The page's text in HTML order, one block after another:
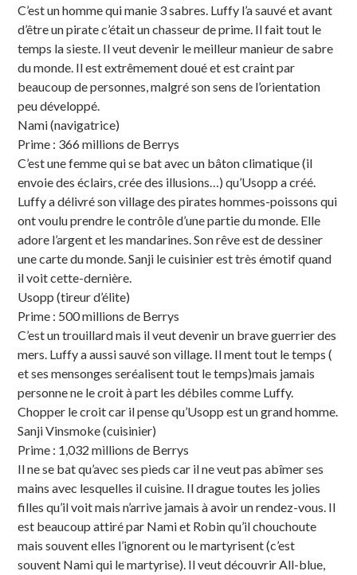
C’est un homme qui manie 3 sabres. Luffy l’a sauvé et avant
d’être un pirate c’était un chasseur de prime. Il fait tout le
temps la sieste. Il veut devenir le meilleur manieur de sabre
du monde. Il est extrêmement doué et est craint par
beaucoup de personnes, malgré son sens de l’orientation
peu développé.
Nami (navigatrice)
Prime : 366 millions de Berrys
C’est une femme qui se bat avec un bâton climatique (il
envoie des éclairs, crée des illusions…) qu’Usopp a créé.
Luffy a délivré son village des pirates hommes-poissons qui
ont voulu prendre le contrôle d’une partie du monde. Elle
adore l’argent et les mandarines. Son rêve est de dessiner
une carte du monde. Sanji le cuisinier est très émotif quand
il voit cette-dernière.
Usopp (tireur d’élite)
Prime : 500 millions de Berrys
C’est un trouillard mais il veut devenir un brave guerrier des
mers. Luffy a aussi sauvé son village. Il ment tout le temps (
et ses mensonges seréalisent tout le temps)mais jamais
personne ne le croit à part les débiles comme Luffy.
Chopper le croit car il pense qu’Usopp est un grand homme.
Sanji Vinsmoke (cuisinier)
Prime : 1,032 millions de Berrys
Il ne se bat qu’avec ses pieds car il ne veut pas abîmer ses
mains avec lesquelles il cuisine. Il drague toutes les jolies
filles qu’il voit mais n’arrive jamais à avoir un rendez-vous. Il
est beaucoup attiré par Nami et Robin qu’il chouchoute
mais souvent elles l’ignorent ou le martyrisent (c’est
souvent Nami qui le martyrise). Il veut découvrir All-blue,